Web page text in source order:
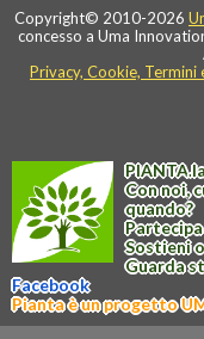
Copyright© 2010-2026
concesso a Uma
Privacy, Cookie, Termini
PIANTA.
Con noi,
quando?
Sostieni
Guarda
Facebook
Pianta è un progetto